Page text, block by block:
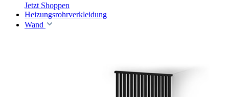
Jetzt Shoppen
Heizungsrohrverkleidung
Wand